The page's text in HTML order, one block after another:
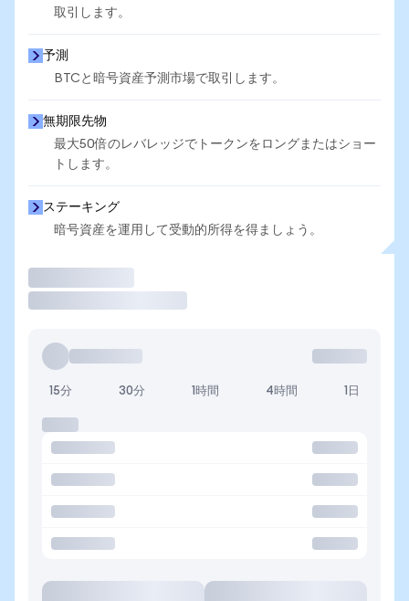
取引します。
予測
BTCと暗号資産予測市場で取引します。
無期限先物
最大50倍のレバレッジでトークンをロングまたはショー
トします。
ステーキング
暗号資産を運用して受動的所得を得ましょう。
15分 30分 1時間 4時間 1日